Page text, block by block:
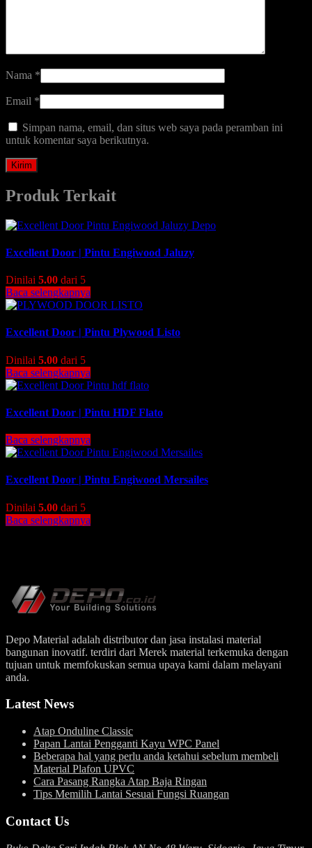
Nama *
Email *
Simpan nama, email, dan situs web saya pada peramban ini
untuk komentar saya berikutnya.
Produk Terkait
Excellent Door | Pintu Engiwood Jaluzy
Dinilai 5.00 dari 5
Baca selengkapnya
Excellent Door | Pintu Plywood Listo
Dinilai 5.00 dari 5
Baca selengkapnya
Excellent Door | Pintu HDF Flato
Baca selengkapnya
Excellent Door | Pintu Engiwood Mersailes
Dinilai 5.00 dari 5
Baca selengkapnya
Depo Material adalah distributor dan jasa instalasi material
bangunan inovatif. terdiri dari Merek material terkemuka dengan
tujuan untuk memfokuskan semua upaya kami dalam melayani
anda.
Latest News
Atap Onduline Classic
Papan Lantai Pengganti Kayu WPC Panel
Beberapa hal yang perlu anda ketahui sebelum membeli
Material Plafon UPVC
Cara Pasang Rangka Atap Baja Ringan
Tips Memilih Lantai Sesuai Fungsi Ruangan
Contact Us